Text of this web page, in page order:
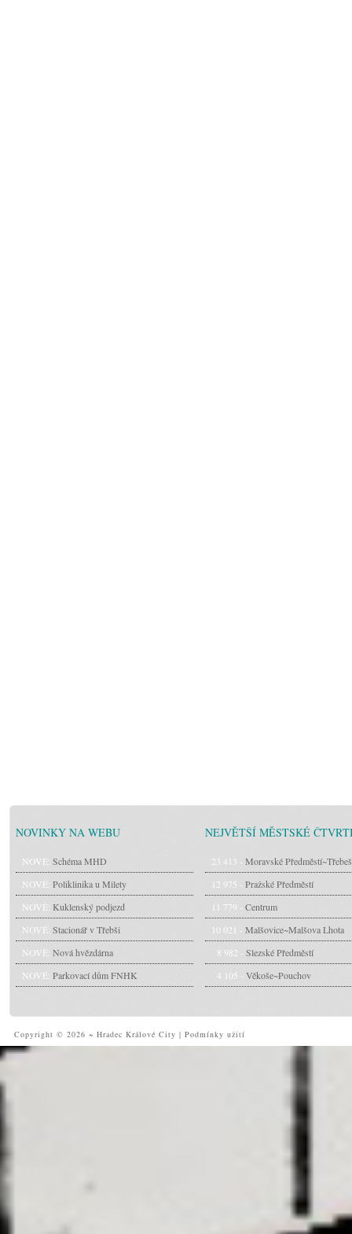
NOVINKY NA WEBU
NOVÉ: Schéma MHD
NOVÉ: Poliklinika u Milety
NOVÉ: Kuklenský podjezd
NOVÉ: Stacionář v Třebši
NOVÉ: Nová hvězdárna
NOVÉ: Parkovací dům FNHK
NEJVĚTŠÍ MĚSTSKÉ
23 413 - Moravské Předměstí~Třebeš
12 975 - Pražské Předměstí
11 779 - Centrum
10 021 - Malšovice~Malšova Lhota
8 982 - Slezské Předměstí
4 105 - Věkoše~Pouchov
Copyright © 2026 ~ Hradec Králové City | Podmínky užití